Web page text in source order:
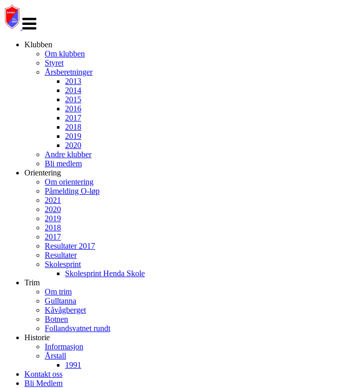
navigasjon
Klubben
Om klubben
Styret
Årsberetninger
2013
2014
2015
2016
2017
2018
2019
2020
Andre klubber
Bli medlem
Orientering
Om orientering
Påmelding O-løp
2021
2020
2019
2018
2017
Resultater 2017
Resultater
Skolesprint
Skolesprint Henda Skole
Trim
Om trim
Gulltanna
Kåvågberget
Botnen
Follandsvatnet rundt
Historie
Informasjon
Årstall
1991
Kontakt oss
Bli Medlem